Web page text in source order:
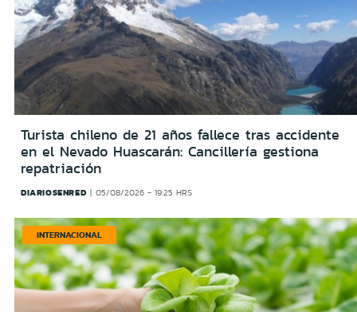
Turista chileno de 21 años fallece tras accidente
en el Nevado Huascarán: Cancillería gestiona
repatriación
DIARIOSENRED 05/08/2026 - 19:25 HRS
INTERNACIONAL